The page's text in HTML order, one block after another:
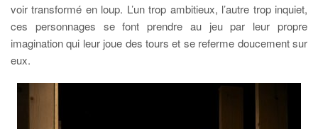
voir transformé en loup. L’un trop ambitieux, l’autre trop inquiet,
ces personnages se font prendre au jeu par leur propre
imagination qui leur joue des tours et se referme doucement sur
eux.